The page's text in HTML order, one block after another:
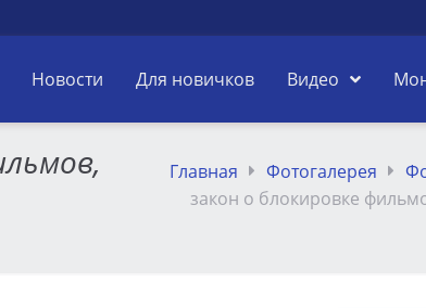
Новости Для новичков Видео
Главная Фотогалерея
закон о блокировке